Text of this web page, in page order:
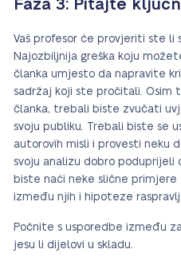
Faza 3: Pitajte
Vaš profesor će provjeriti ste li
Najozbiljnija greška koju
članka umjesto da napravite
sadržaj koji ste pročitali. Osim
članka, trebali biste zvučati
svoju publiku. Trebali biste se
autorovih misli i provesti neku
svoju analizu dobro poduprijeli
biste naći neke slične
između njih i hipoteze
Počnite s usporedbe između
jesu li dijelovi u skladu.